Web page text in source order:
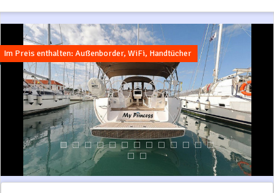
Im Preis enthalten: Außenborder, WiFi, Handtücher